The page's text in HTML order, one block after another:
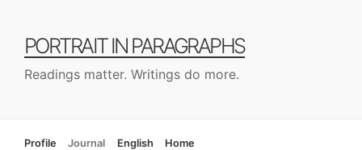
PORTRAIT IN PARAGRAPHS
Readings matter. Writings do more.
Profile Journal English Home